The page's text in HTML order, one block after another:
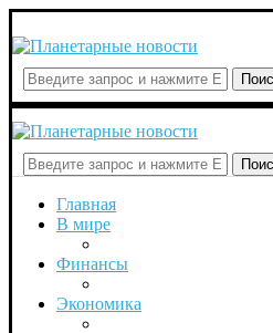
Главная
В мире
Финансы
Экономика